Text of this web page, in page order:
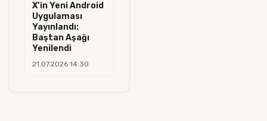
X’in Yeni Android
Uygulaması
Yayınlandı:
Baştan Aşağı
Yenilendi
21.07.2026 14:30